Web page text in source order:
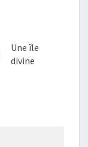
Une île
divine